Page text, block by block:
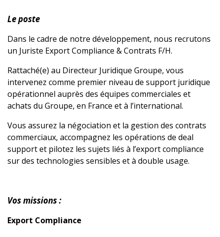
Le poste
Dans le cadre de notre développement, nous recrutons
un Juriste Export Compliance & Contrats F/H.
Rattaché(e) au Directeur Juridique Groupe, vous
intervenez comme premier niveau de support juridique
opérationnel auprès des équipes commerciales et
achats du Groupe, en France et à l’international.
Vous assurez la négociation et la gestion des contrats
commerciaux, accompagnez les opérations de deal
support et pilotez les sujets liés à l’export compliance
sur des technologies sensibles et à double usage.
Vos missions :
Export Compliance